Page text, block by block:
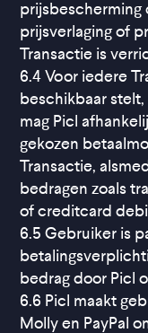
prijsbescherming
prijsverlaging of
Transactie is
6.4 Voor iedere
beschikbaar
mag Picl
gekozen
Transactie,
bedragen zoals
of creditcard
6.5 Gebruiker is
bedrag door Picl
6.6 Picl maakt
Molly en PayPal